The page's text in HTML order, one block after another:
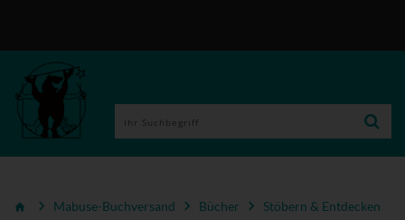
Mabuse-Buchversand Bücher
Stöbern & Entdecken